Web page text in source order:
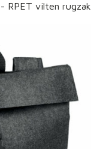
- RPET vilten rugzak